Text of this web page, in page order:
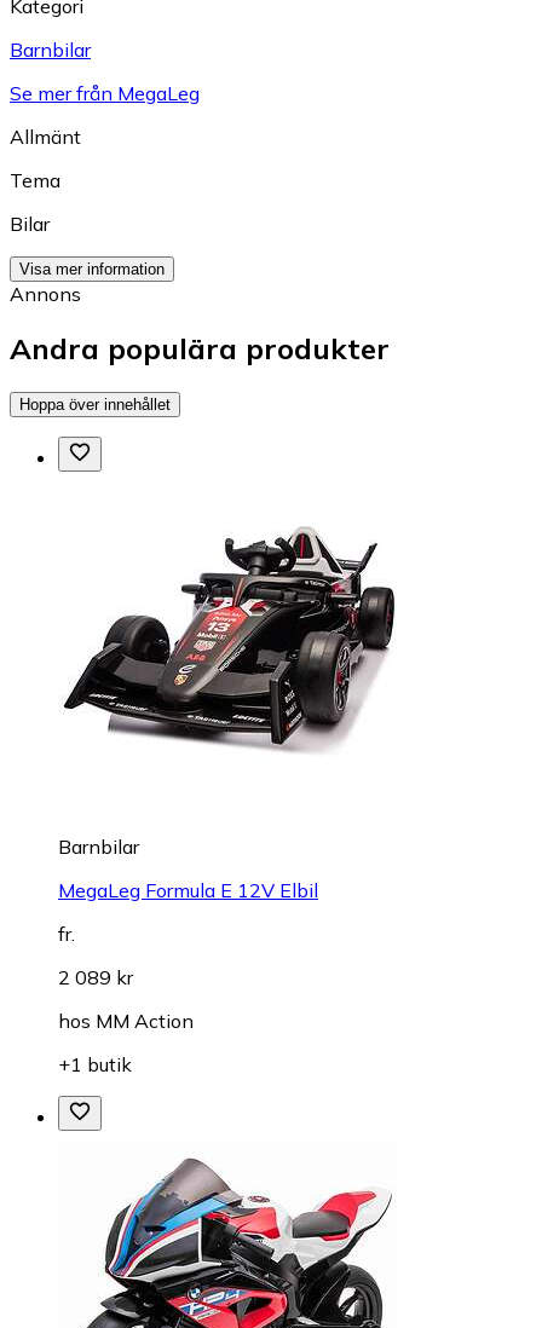
Kategori
Barnbilar
Se mer från MegaLeg
Allmänt
Tema
Bilar
Visa mer information
Annons
Andra populära produkter
Hoppa över innehållet
Barnbilar
MegaLeg Formula E 12V Elbil
fr.
2 089 kr
hos MM Action
+1 butik